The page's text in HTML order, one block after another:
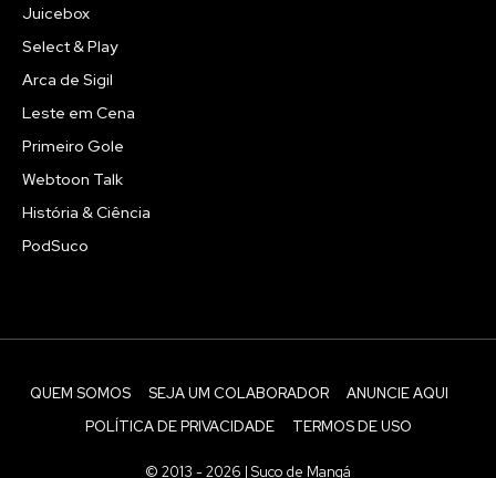
Juicebox
Select & Play
Arca de Sigil
Leste em Cena
Primeiro Gole
Webtoon Talk
História & Ciência
PodSuco
QUEM SOMOS SEJA UM COLABORADOR
ANUNCIE AQUI
POLÍTICA DE PRIVACIDADE
TERMOS DE USO
© 2013 - 2026 | Suco de Mangá